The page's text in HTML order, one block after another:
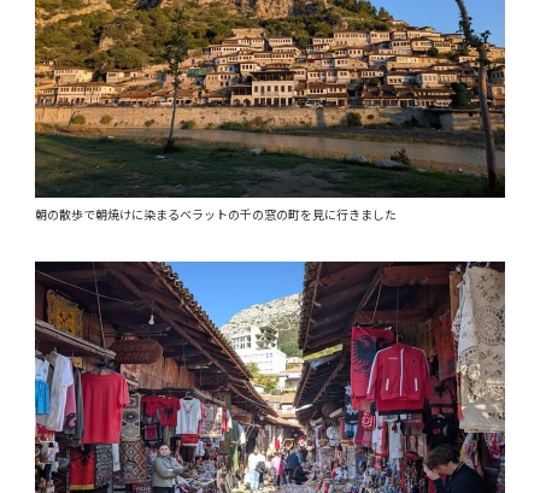
朝の散歩で朝焼けに染まるベラットの千の窓の町を見に行きました